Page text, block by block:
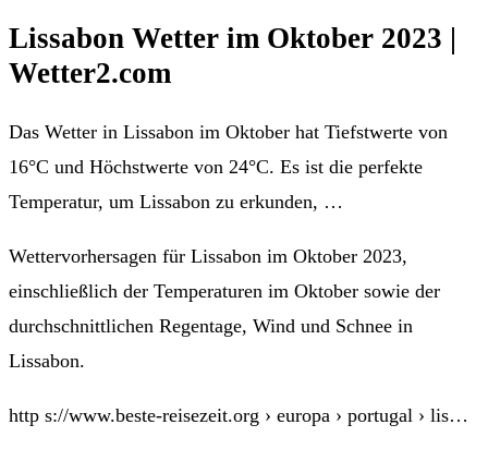
Lissabon Wetter im Oktober 2023 |
Wetter2.com
Das Wetter in Lissabon im Oktober hat Tiefstwerte von
16°C und Höchstwerte von 24°C. Es ist die perfekte
Temperatur, um Lissabon zu erkunden, …
Wettervorhersagen für Lissabon im Oktober 2023,
einschließlich der Temperaturen im Oktober sowie der
durchschnittlichen Regentage, Wind und Schnee in
Lissabon.
http s://www.beste-reisezeit.org › europa › portugal › lis…